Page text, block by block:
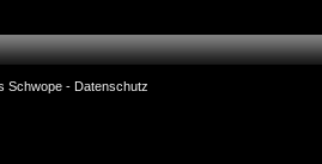
Schwope- Datenschutz